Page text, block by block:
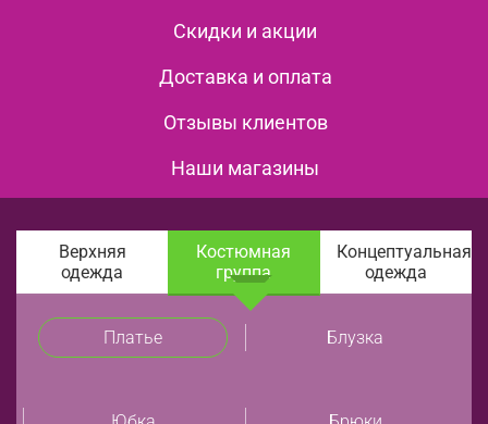
Скидки и акции
Доставка и оплата
Отзывы клиентов
Наши магазины
Верхняя
одежда
Костюмная
группа
Концептуальная
одежда
Платье Блузка